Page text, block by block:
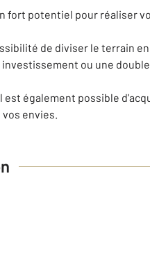
fort potentiel pour réaliser
de diviser le terrain
ou une
est également possible
envies.